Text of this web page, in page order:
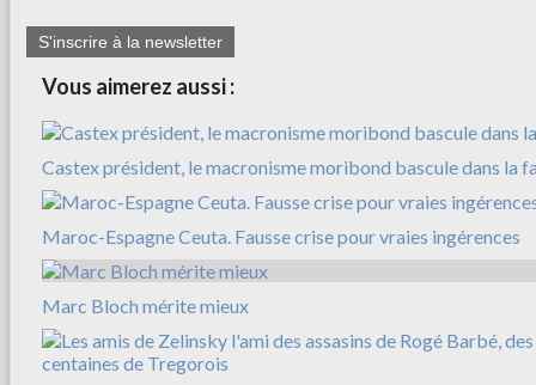
S'inscrire à la newsletter
Vous aimerez aussi :
Castex président, le macronisme moribond bascule dans la
Maroc-Espagne Ceuta. Fausse crise pour vraies ingérences
Marc Bloch mérite mieux